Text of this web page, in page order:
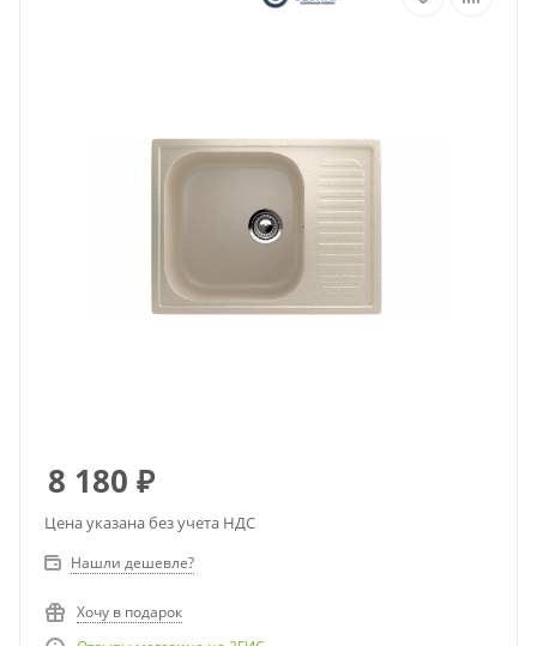
8 180 ₽
Цена указана без учета НДС
Нашли дешевле?
Хочу в подарок